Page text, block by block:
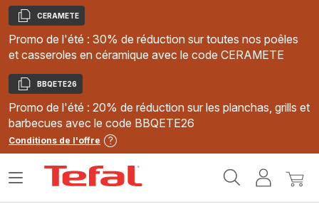
Copier
CERAMETE
Promo de l'été : 30% de réduction sur toutes nos poêles
et casseroles en céramique avec le code CERAMETE
Copier
BBQETE26
Promo de l'été : 20% de réduction sur les planchas, grills et
barbecues avec le code BBQETE26
Conditions de l'offre
MonMon
Ouvrir